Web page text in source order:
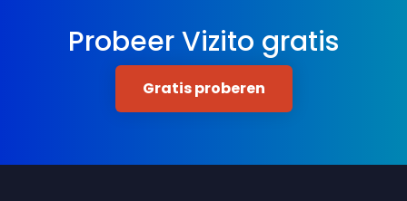
Probeer Vizito gratis
Gratis proberen